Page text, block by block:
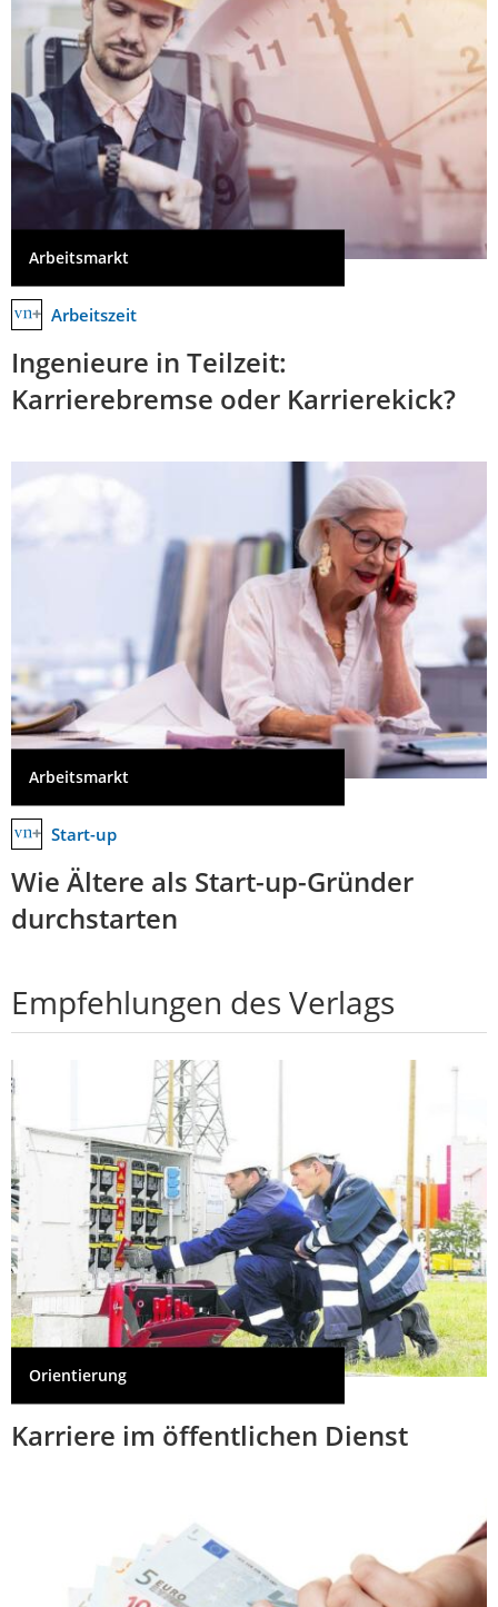
Arbeitsmarkt
Arbeitszeit
Ingenieure in Teilzeit:
Karrierebremse oder Karrierekick?
Arbeitsmarkt
Start-up
Wie Ältere als Start-up-Gründer
durchstarten
Empfehlungen des Verlags
Orientierung
Karriere im öffentlichen Dienst